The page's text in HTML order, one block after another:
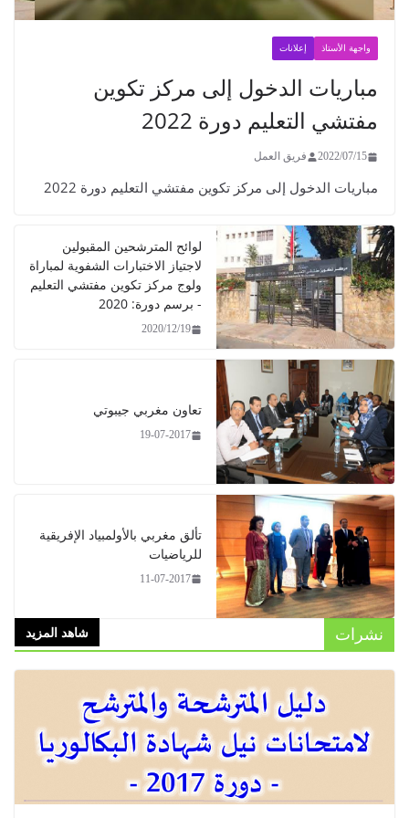
إعلانات
الدخول إلى مركز تكوين
التعليم دورة 2022
2022/07/ فريق العمل
الدخول إلى مركز تكوين مفتشي التعليم دورة 2022
لوائح المترشحين المقبولين
لاجتياز الاختبارات الشفوية لمباراة
ولوج مركز تكوين مفتشي التعليم
- برسم دورة: 2020
2020/12/19
تعاون مغربي جيبوتي
19-07-2017
تألق مغربي بالأولمبياد الإفريقية
للرياضيات
11-07-2017
شاهد المزيد